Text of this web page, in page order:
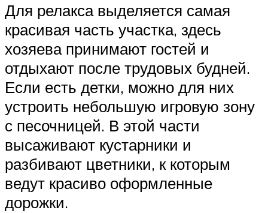
Для релакса выделяется самая
красивая часть участка, здесь
хозяева принимают гостей и
отдыхают после трудовых будней.
Если есть детки, можно для них
устроить небольшую игровую зону
с песочницей. В этой части
высаживают кустарники и
разбивают цветники, к которым
ведут красиво оформленные
дорожки.